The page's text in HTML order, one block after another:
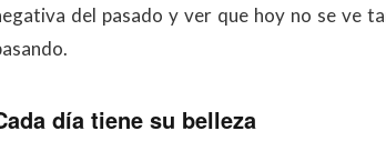
del pasado y ver que hoy no se ve
día tiene su belleza